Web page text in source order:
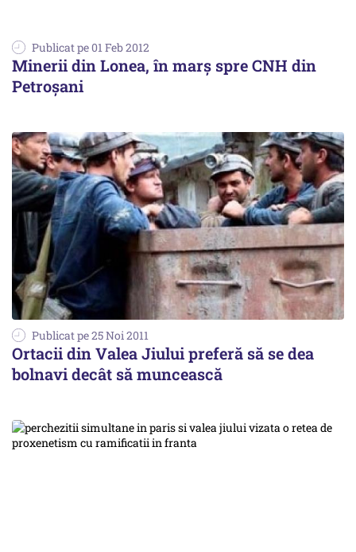
Publicat pe 01 Feb 2012
Minerii din Lonea, în marș spre CNH din
Petroşani
Publicat pe 25 Noi 2011
Ortacii din Valea Jiului preferă să se dea
bolnavi decât să muncească